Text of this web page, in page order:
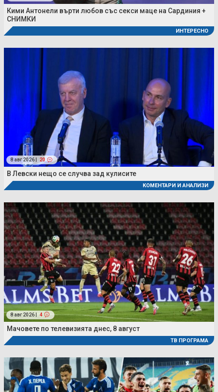
Кими Антонели върти любов със секси маце на Сардиния +
СНИМКИ
ИНТЕРЕСНО
8 авг 2026 | 20
В Левски нещо се случва зад кулисите
КОМЕНТАРИ И АНАЛИЗИ
8 авг 2026 | 4
Мачовете по телевизията днес, 8 август
ТВ ПРОГРАМА